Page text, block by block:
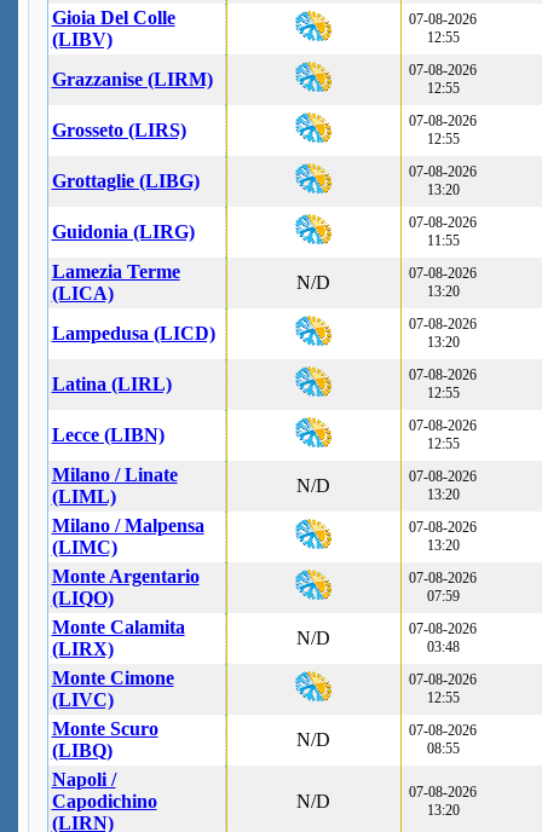
Gioia Del Colle
(LIBV)
07-08-2026
12:55
Grazzanise (LIRM)
07-08-2026
12:55
Grosseto (LIRS)
07-08-2026
12:55
Grottaglie (LIBG)
07-08-2026
13:20
Guidonia (LIRG)
07-08-2026
11:55
Lamezia Terme
(LICA)
N/D
07-08-2026
13:20
Lampedusa (LICD)
07-08-2026
13:20
Latina (LIRL)
07-08-2026
12:55
Lecce (LIBN)
07-08-2026
12:55
Milano / Linate
(LIML)
N/D
07-08-2026
13:20
Milano / Malpensa
(LIMC)
07-08-2026
13:20
Monte Argentario
(LIQO)
07-08-2026
07:59
Monte Calamita
(LIRX)
N/D
07-08-2026
03:48
Monte Cimone
(LIVC)
07-08-2026
12:55
Monte Scuro
(LIBQ)
N/D
07-08-2026
08:55
Napoli /
Capodichino
(LIRN)
N/D
07-08-2026
13:20